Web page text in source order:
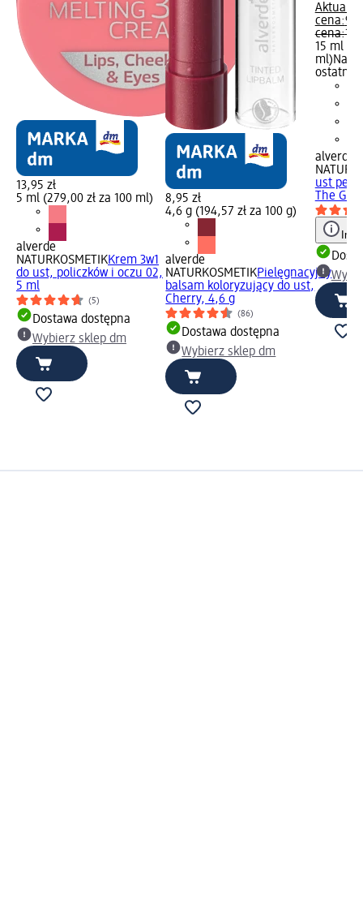
13,95 zł
5 ml (279,00 zł za 100 ml)
alverde
NATURKOSMETIKKrem 3w1
do ust, policzków i oczu 02,
5 ml
(5)
Dostawa dostępna
Wybierz sklep dm
8,95 zł
4,6 g (194,57 zł za 100 g)
alverde
NATURKOSMETIKPielęgnacyjny
balsam koloryzujący do ust,
Cherry, 4,6 g
(86)
Dostawa dostępna
Wybierz sklep dm
Aktualna
cena:
cena:
15 ml
ml)
alverde
ust
The Go